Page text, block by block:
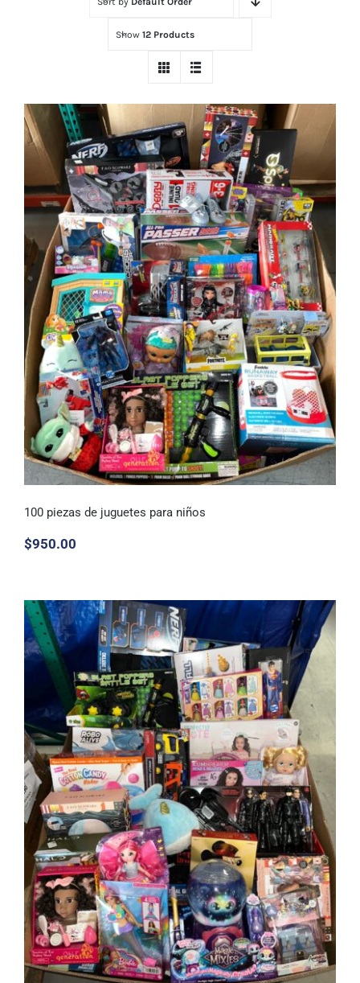
Ubicación
Máster Online
Show 12 Products
100 piezas de juguetes para niños
100 piezas de juguetes para niños
$950.00